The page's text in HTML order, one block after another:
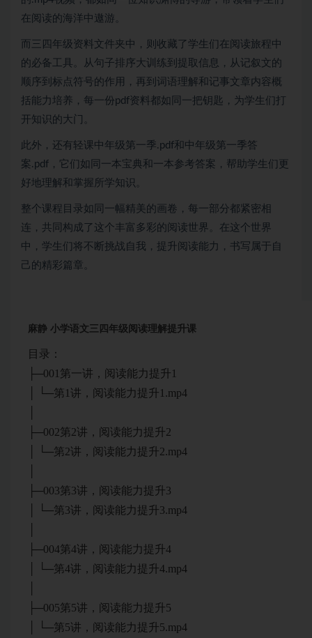
在阅读的海洋中遨游。
而三四年级资料文件夹中，则收藏了学生们在阅读旅程中
的必备工具。从句子排序大训练到提取信息，从记叙文的
顺序到标点符号的作用，再到词语理解和记事文章内容概
括能力培养，每一份pdf资料都如同一把钥匙，为学生们打
开知识的大门。
此外，还有轻课中年级第一季.pdf和中年级第一季答
案.pdf，它们如同一本宝典和一本参考答案，帮助学生们更
好地理解和掌握所学知识。
整个课程目录如同一幅精美的画卷，每一部分都紧密相
连，共同构成了这个丰富多彩的阅读世界。在这个世界
中，学生们将不断挑战自我，提升阅读能力，书写属于自
己的精彩篇章。
麻静 小学语文三四年级阅读理解提升课
目录：
├─001第一讲，阅读能力提升1
│ └─第1讲，阅读能力提升1.mp4
├─002第2讲，阅读能力提升2
│ └─第2讲，阅读能力提升2.mp4
├─003第3讲，阅读能力提升3
│ └─第3讲，阅读能力提升3.mp4
├─004第4讲，阅读能力提升4
│ └─第4讲，阅读能力提升4.mp4
├─005第5讲，阅读能力提升5
│ └─第5讲，阅读能力提升5.mp4